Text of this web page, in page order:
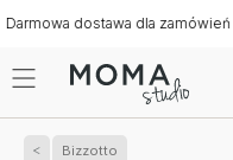
dla zamówień od 300 zł
Bizzotto